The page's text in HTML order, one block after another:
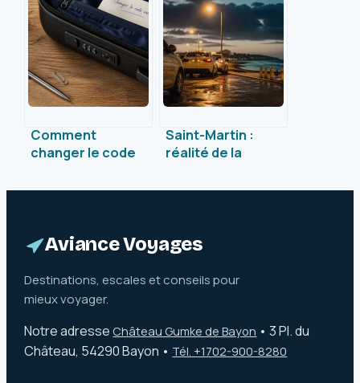
guide pour un
séjour unique
Comment
changer le code
méthodes pour
Saint-Martin :
réalité de la
éviter et conseils
Aviance Voyages
Destinations, escales et conseils pour
mieux voyager.
Notre adresse Château Gumke de Bayon •3 Pl. du
Château, 54290 Bayon • Tél. +1702-900-8280